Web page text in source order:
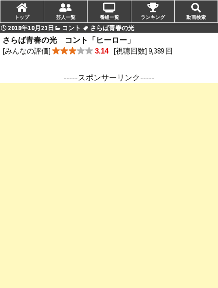
2018年10月21日 コント
さらば青春の光
さらば青春の光 コント「ヒーロー」
[みんなの評価] 3.14 [視聴回数] 9,389 回
-----スポンサーリンク-----
トップ 芸人一覧 番組一覧 ランキング 動画検索